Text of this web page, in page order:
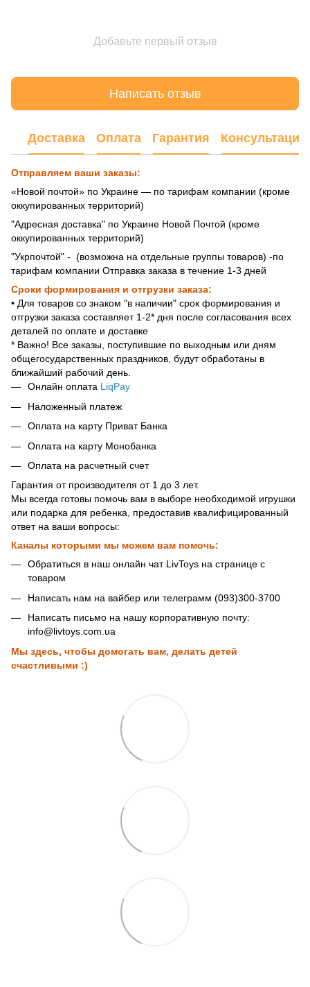
Добавьте первый отзыв
Написать отзыв
Доставка Оплата Гарантия Консультация
Отправляем ваши заказы:
«Новой почтой» по Украине — по тарифам компании (кроме
оккупированных территорий)
"Адресная доставка" по Украине Новой Почтой (кроме
оккупированных территорий)
"Укрпочтой" - (возможна на отдельные группы товаров) -по
тарифам компании Отправка заказа в течение 1-3 дней
Сроки формирования и отгрузки заказа:
• Для товаров со знаком "в наличии" срок формирования и
отгрузки заказа составляет 1-2* дня после согласования всех
деталей по оплате и доставке
* Важно! Все заказы, поступившие по выходным или дням
общегосударственных праздников, будут обработаны в
ближайший рабочий день.
Онлайн оплата LiqPay
Наложенный платеж
Оплата на карту Приват Банка
Оплата на карту Монобанка
Оплата на расчетный счет
Гарантия от производителя от 1 до 3 лет.
Мы всегда готовы помочь вам в выборе необходимой игрушки
или подарка для ребенка, предоставив квалифицированный
ответ на ваши вопросы:
Каналы которыми мы можем вам помочь:
Обратиться в наш онлайн чат LivToys на странице с
товаром
Написать нам на вайбер или телеграмм (093)300-3700
Написать письмо на нашу корпоративную почту:
info@livtoys.com.ua
Мы здесь, чтобы домогать вам, делать детей
счастливыми :)